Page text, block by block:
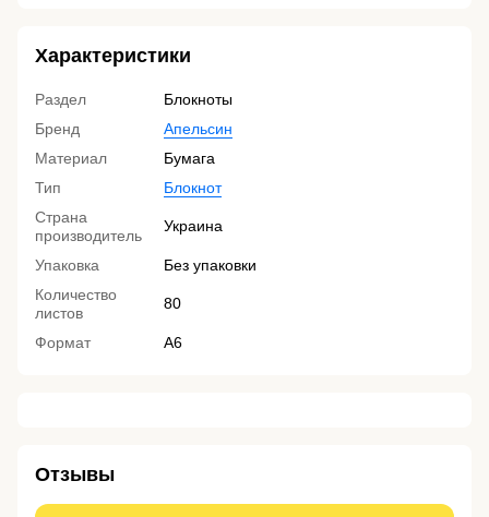
Характеристики
Раздел
Блокноты
Бренд
Апельсин
Материал
Бумага
Тип
Блокнот
Страна
производитель
Украина
Упаковка
Без упаковки
Количество
листов
80
Формат А6
Отзывы